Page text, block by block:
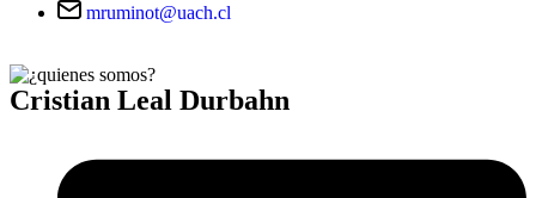
mruminot@uach.cl
Cristian Leal Durbahn